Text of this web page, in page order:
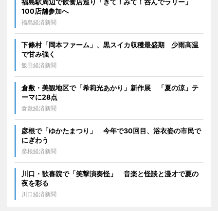
福島駅周辺で飲食店巡り「きて！みて！呑んでラリー」
100店舗参加へ
福島経済新聞
下條村「岡本ファーム」、黒スイカ収穫最盛期 少雨高温
で甘み強く
飯田経済新聞
倉敷・美観地区で「希莉光あかり」新作展 「夏の涼」テ
ーマに28点
倉敷経済新聞
彦根で「ゆかたまつり」 今年で30回目、浴衣姿の市民で
にぎわう
彦根経済新聞
川口・歓喜院で「笑撃演奏怪」 音楽と怪談と漫才で夏の
夜を彩る
川口経済新聞